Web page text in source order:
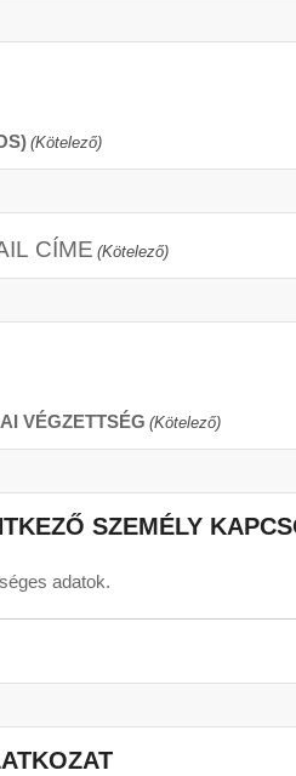
(Kötelező)
CÍME (Kötelező)
VÉGZETTSÉG (Kötelező)
SZEMÉLY
adatok.